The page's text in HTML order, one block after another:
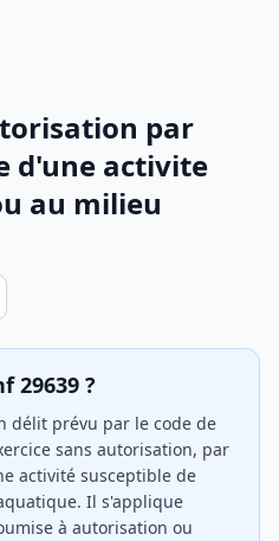
par
d'une activite
au milieu
29639 ?
délit prévu par le code de
sans autorisation, par
activité susceptible de
Il s'applique
à autorisation ou